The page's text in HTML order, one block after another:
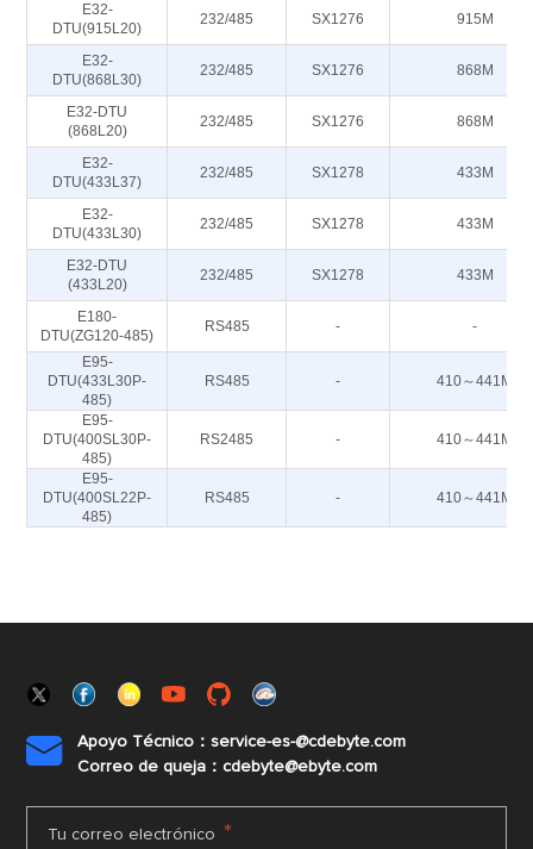
E32-
DTU(915L20)
232/485 SX1276 915M
E32-
DTU(868L30)
232/485 SX1276 868M
E32-DTU
(868L20)
232/485 SX1276 868M
E32-
DTU(433L37)
232/485 SX1278 433M
E32-
DTU(433L30)
232/485 SX1278 433M
E32-DTU
(433L20)
232/485 SX1278 433M
E180-
DTU(ZG120-485)
RS485 - -
E95-
DTU(433L30P-
485)
RS485 - 410～441M
E95-
DTU(400SL30P-
485)
RS2485 - 410～441M
E95-
DTU(400SL22P-
485)
RS485 - 410～441M

Apoyo Técnico：service-es-@cdebyte.com
Correo de queja：cdebyte@ebyte.com
Tu correo electrónico *